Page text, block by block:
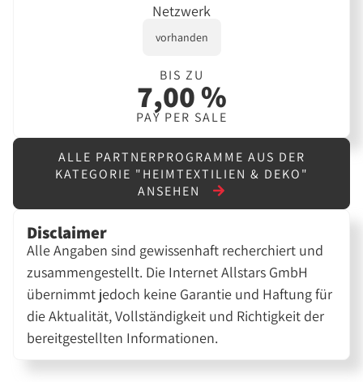
Netzwerk
vorhanden
BIS ZU
7,00 %
PAY PER SALE
ALLE PARTNERPROGRAMME AUS DER
KATEGORIE "HEIMTEXTILIEN & DEKO"
ANSEHEN
Disclaimer
Alle Angaben sind gewissenhaft recherchiert und
zusammengestellt. Die Internet Allstars GmbH
übernimmt jedoch keine Garantie und Haftung für
die Aktualität, Vollständigkeit und Richtigkeit der
bereitgestellten Informationen.